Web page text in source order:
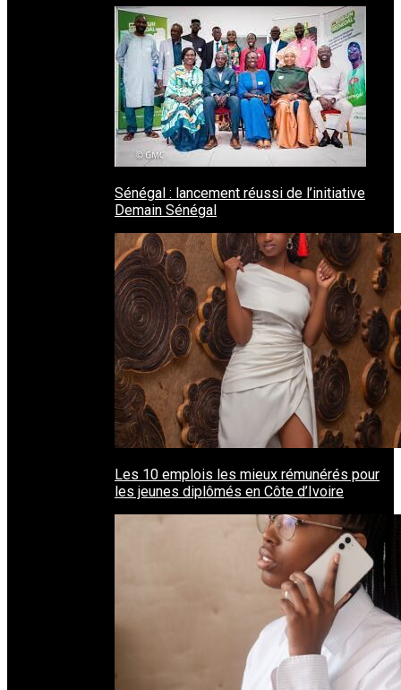
Sénégal : lancement réussi de l’initiative
Demain Sénégal
Les 10 emplois les mieux rémunérés pour
les jeunes diplômés en Côte d’Ivoire